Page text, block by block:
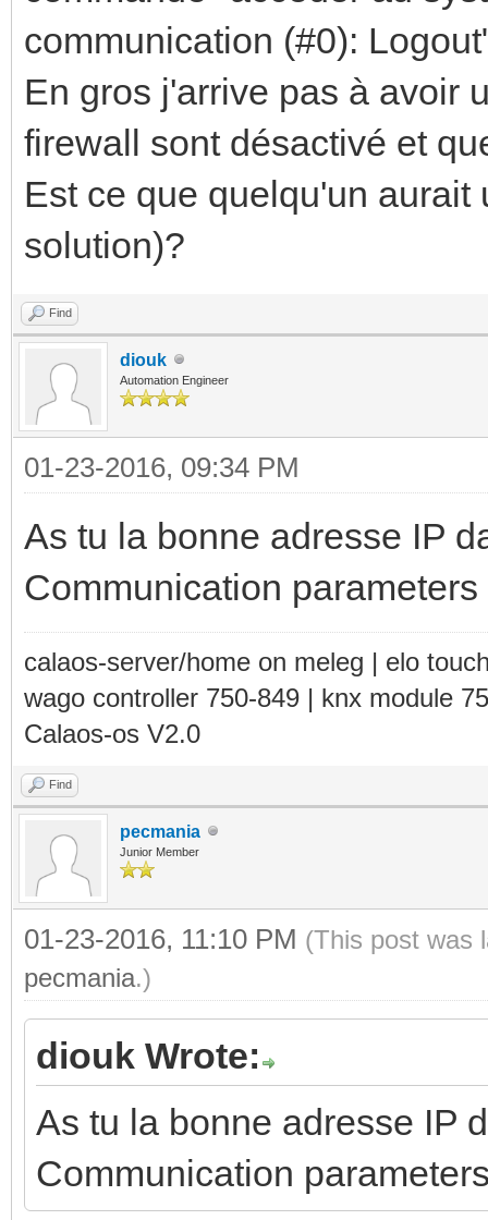
communication (#0):
En gros j'arrive pas à avoir
firewall sont désactivé et
Est ce que quelqu'un
solution)?
Find
diouk
Automation Engineer
01-23-2016, 09:34 PM
As tu la bonne adresse IP
Communication parameters
calaos-server/home on meleg | elo
wago controller 750-849 | knx module
Calaos-os V2.0
Find
pecmania
Junior Member
01-23-2016, 11:10 PM (This post was
pecmania.)
diouk Wrote:
As tu la bonne adresse IP
Communication